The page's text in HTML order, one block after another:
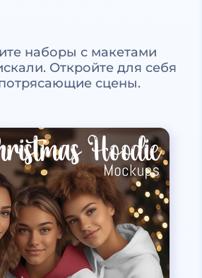
наборы с макетами
Откройте для себя
сцены.